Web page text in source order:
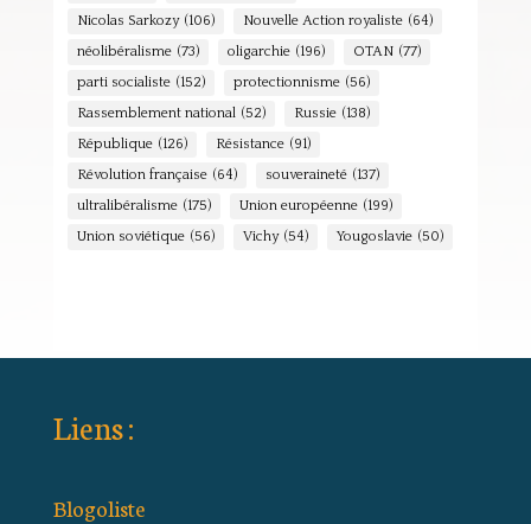
Nicolas Sarkozy (106) Nouvelle Action royaliste (64)
néolibéralisme (73) oligarchie (196) OTAN (77)
parti socialiste (152) protectionnisme (56)
Rassemblement national (52) Russie (138)
République (126) Résistance (91)
Révolution française (64) souveraineté (137)
ultralibéralisme (175) Union européenne (199)
Union soviétique (56) Vichy (54) Yougoslavie (50)
Liens :
Blogoliste